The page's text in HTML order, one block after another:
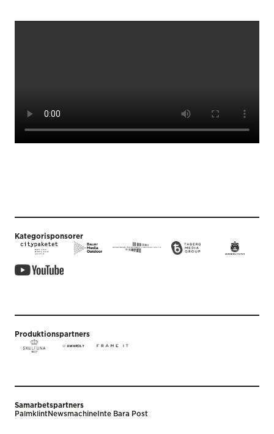
Kategorisponsorer
Produktionspartners
Samarbetspartners
PalmklintNewsmachine Inte Bara Post